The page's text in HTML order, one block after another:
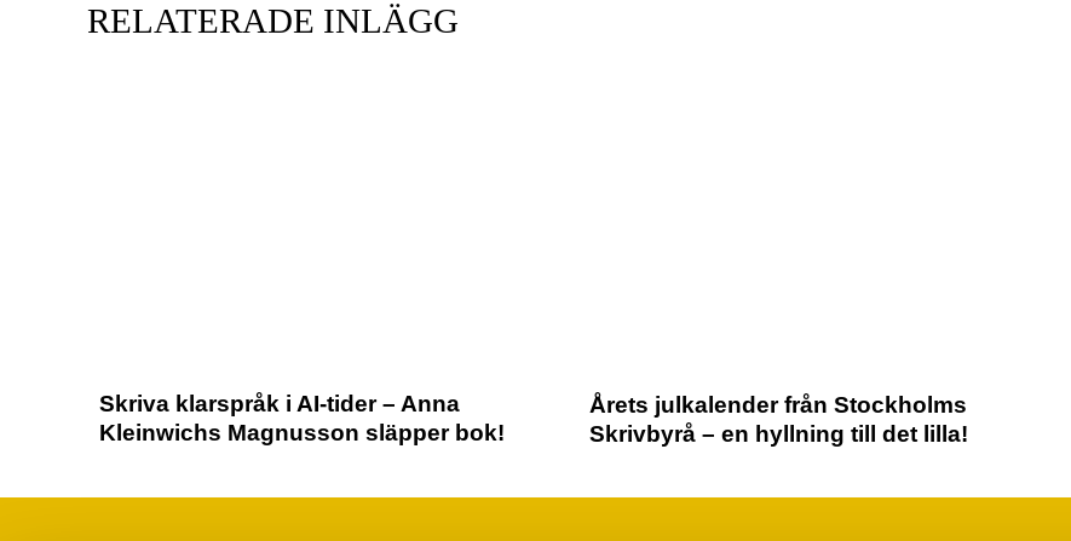
RELATERADE INLÄGG
Skriva klarspråk i AI-tider – Anna
Kleinwichs Magnusson släpper bok!
Årets julkalender från Stockholms
Skrivbyrå – en hyllning till det lilla!